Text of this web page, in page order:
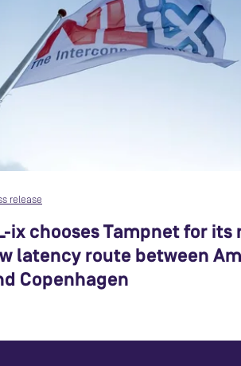
release
ix chooses Tampnet for its
latency route between
Copenhagen